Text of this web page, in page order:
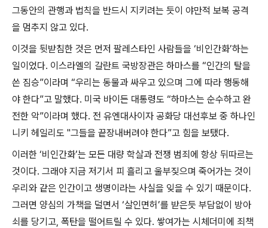
그동안의 관행과 법칙을 반드시 지키려는 듯이 야만적 보복 공격
을 멈추지 않고 있다.
이것을 뒷받침한 것은 먼저 팔레스타인 사람들을 ‘비인간화’하는
일이었다. 이스라엘의 갈란트 국방장관은 하마스를 “인간의 탈을
쓴 짐승”이라며 “우리는 동물과 싸우고 있으며 그에 따라 행동해
야 한다”고 말했다. 미국 바이든 대통령도 “하마스는 순수하고 완
전한 악”이라며 했다. 전 유엔대사이자 공화당 대선후보 중 하나인
니키 헤일리도 "그들을 끝장내버려야 한다”고 힘을 보탰다.
이러한 ‘비인간화’는 모든 대량 학살과 전쟁 범죄에 항상 뒤따르는
것이다. 그래야 지금 저기서 피 흘리고 울부짖으며 죽어가는 것이
우리와 같은 인간이고 생명이라는 사실을 잊을 수 있기 때문이다.
그러면 양심의 가책을 덜면서 ‘살인면허’를 받은듯 부담없이 방아
쇠를 당기고, 폭탄을 떨어트릴 수 있다. 쌓여가는 시체더미에 죄책